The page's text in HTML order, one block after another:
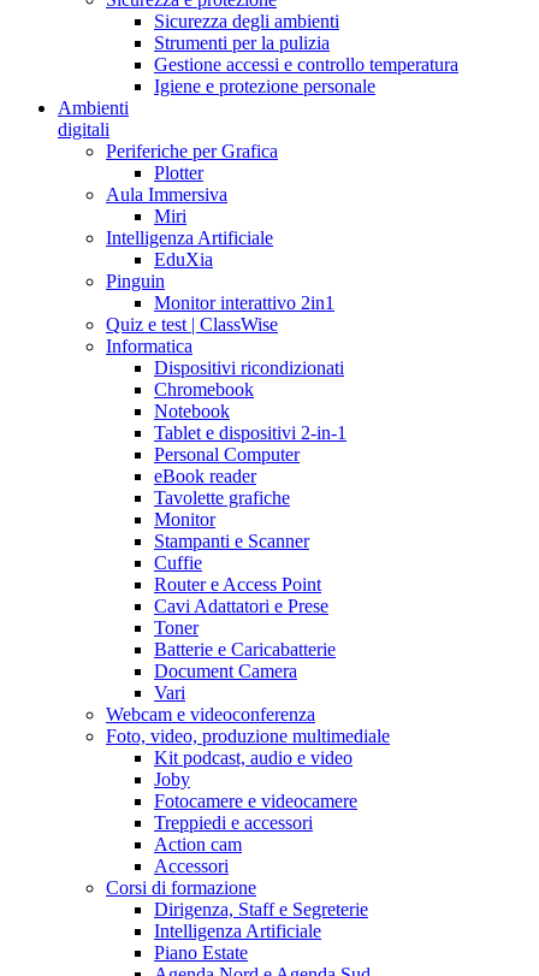
Sicurezza degli ambienti
Strumenti per la pulizia
Gestione accessi e controllo temperatura
Igiene e protezione personale
Ambienti
digitali
Periferiche per Grafica
Plotter
Aula Immersiva
Miri
Intelligenza Artificiale
EduXia
Pinguin
Monitor interattivo 2in1
Quiz e test | ClassWise
Informatica
Dispositivi ricondizionati
Chromebook
Notebook
Tablet e dispositivi 2-in-1
Personal Computer
eBook reader
Tavolette grafiche
Monitor
Stampanti e Scanner
Cuffie
Router e Access Point
Cavi Adattatori e Prese
Toner
Batterie e Caricabatterie
Document Camera
Vari
Webcam e videoconferenza
Foto, video, produzione multimediale
Kit podcast, audio e video
Joby
Fotocamere e videocamere
Treppiedi e accessori
Action cam
Accessori
Corsi di formazione
Dirigenza, Staff e Segreterie
Intelligenza Artificiale
Piano Estate